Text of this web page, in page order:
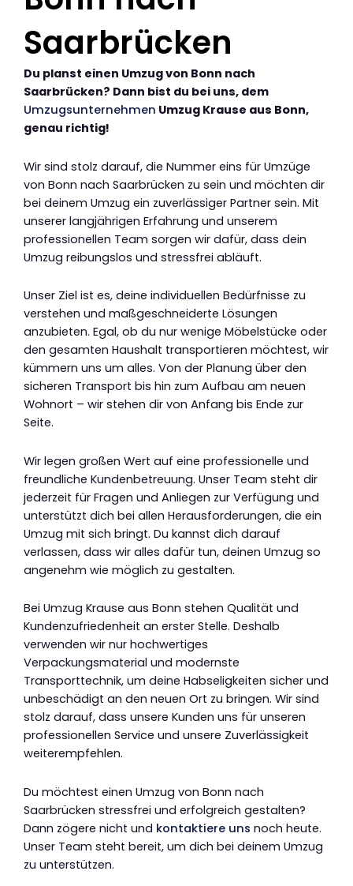
Saarbrücken
Du planst einen Umzug von Bonn nach
Saarbrücken? Dann bist du bei uns, dem
Umzugsunternehmen Umzug Krause aus Bonn,
genau richtig!
Wir sind stolz darauf, die Nummer eins für Umzüge
von Bonn nach Saarbrücken zu sein und möchten dir
bei deinem Umzug ein zuverlässiger Partner sein. Mit
unserer langjährigen Erfahrung und unserem
professionellen Team sorgen wir dafür, dass dein
Umzug reibungslos und stressfrei abläuft.
Unser Ziel ist es, deine individuellen Bedürfnisse zu
verstehen und maßgeschneiderte Lösungen
anzubieten. Egal, ob du nur wenige Möbelstücke oder
den gesamten Haushalt transportieren möchtest, wir
kümmern uns um alles. Von der Planung über den
sicheren Transport bis hin zum Aufbau am neuen
Wohnort – wir stehen dir von Anfang bis Ende zur
Seite.
Wir legen großen Wert auf eine professionelle und
freundliche Kundenbetreuung. Unser Team steht dir
jederzeit für Fragen und Anliegen zur Verfügung und
unterstützt dich bei allen Herausforderungen, die ein
Umzug mit sich bringt. Du kannst dich darauf
verlassen, dass wir alles dafür tun, deinen Umzug so
angenehm wie möglich zu gestalten.
Bei Umzug Krause aus Bonn stehen Qualität und
Kundenzufriedenheit an erster Stelle. Deshalb
verwenden wir nur hochwertiges
Verpackungsmaterial und modernste
Transporttechnik, um deine Habseligkeiten sicher und
unbeschädigt an den neuen Ort zu bringen. Wir sind
stolz darauf, dass unsere Kunden uns für unseren
professionellen Service und unsere Zuverlässigkeit
weiterempfehlen.
Du möchtest einen Umzug von Bonn nach
Saarbrücken stressfrei und erfolgreich gestalten?
Dann zögere nicht und kontaktiere uns noch heute.
Unser Team steht bereit, um dich bei deinem Umzug
zu unterstützen.